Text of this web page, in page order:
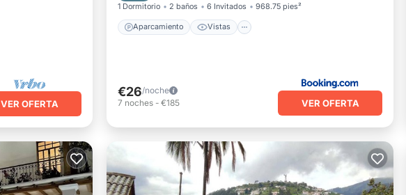
VER OFERTA
1 Dormitorio 2 baños 6 Invitados 968.75 pies²
Aparcamiento Vistas
€26/noche
7 noches - €185 VER OFERTA